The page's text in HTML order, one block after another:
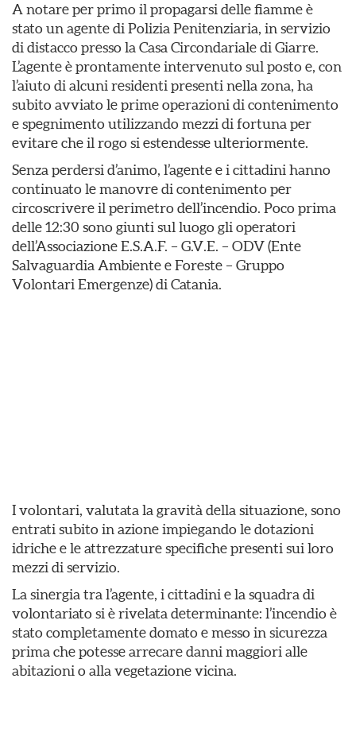
​A notare per primo il propagarsi delle fiamme è
stato un agente di Polizia Penitenziaria, in servizio
di distacco presso la Casa Circondariale di Giarre.
L’agente è prontamente intervenuto sul posto e, con
l’aiuto di alcuni residenti presenti nella zona, ha
subito avviato le prime operazioni di contenimento
e spegnimento utilizzando mezzi di fortuna per
evitare che il rogo si estendesse ulteriormente.
​Senza perdersi d’animo, l’agente e i cittadini hanno
continuato le manovre di contenimento per
circoscrivere il perimetro dell’incendio. Poco prima
delle 12:30 sono giunti sul luogo gli operatori
dell’Associazione E.S.A.F. – G.V.E. – ODV (Ente
Salvaguardia Ambiente e Foreste – Gruppo
Volontari Emergenze) di Catania.
I volontari, valutata la gravità della situazione, sono
entrati subito in azione impiegando le dotazioni
idriche e le attrezzature specifiche presenti sui loro
mezzi di servizio.
​La sinergia tra l’agente, i cittadini e la squadra di
volontariato si è rivelata determinante: l’incendio è
stato completamente domato e messo in sicurezza
prima che potesse arrecare danni maggiori alle
abitazioni o alla vegetazione vicina.